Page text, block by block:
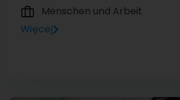
Menschen und Arbeit
Więcej